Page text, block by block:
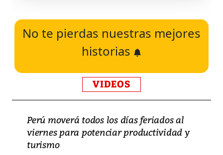
No te pierdas nuestras mejores
historias
VIDEOS
Perú moverá todos los días feriados al
viernes para potenciar productividad y
turismo